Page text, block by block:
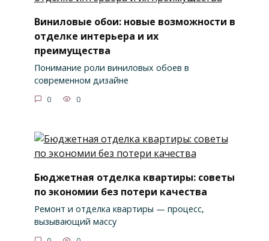
Виниловые обои: новые возможности в
отделке интерьера и их
преимущества
Понимание роли виниловых обоев в
современном дизайне
0 0
Бюджетная отделка квартиры: советы
по экономии без потери качества
Ремонт и отделка квартиры — процесс,
вызывающий массу